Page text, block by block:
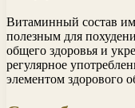
Витаминный состав
полезным для
общего здоровья и
регулярное
элементом здорового